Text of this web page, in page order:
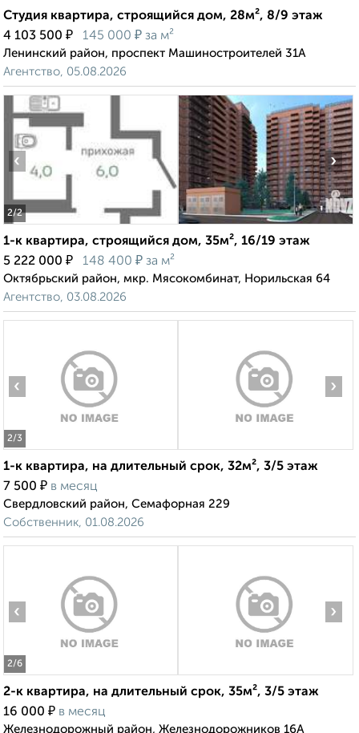
Студия квартира, строящийся дом, 28м², 8/9 этаж
4 103 500 ₽ 145 000 ₽ за м²
Ленинский район, проспект Машиностроителей 31А
Агентство, 05.08.2026
2/2
‹ ›
1-к квартира, строящийся дом, 35м², 16/19 этаж
5 222 000 ₽ 148 400 ₽ за м²
Октябрьский район, мкр. Мясокомбинат, Норильская 64
Агентство, 03.08.2026
2/3
‹ ›
1-к квартира, на длительный срок, 32м², 3/5 этаж
7 500 ₽ в месяц
Свердловский район, Семафорная 229
Собственник, 01.08.2026
2/6
‹ ›
2-к квартира, на длительный срок, 35м², 3/5 этаж
16 000 ₽ в месяц
Железнодорожный район, Железнодорожников 16А